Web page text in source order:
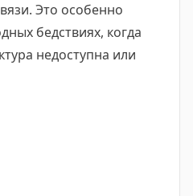
Это особенно
бедствиях, когда
недоступна или